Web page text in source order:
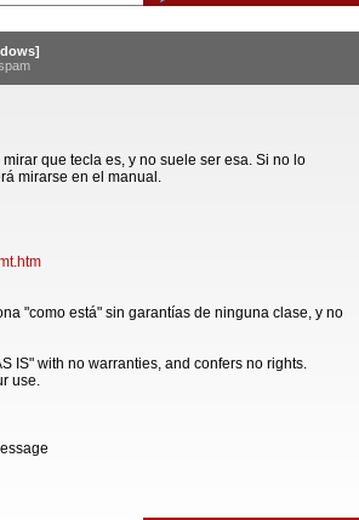
que tecla es, y no suele ser esa. Si no lo
mirarse en el manual.
"como está" sin garantías de ninguna clase, y no
IS" with no warranties, and confers no rights.
use.